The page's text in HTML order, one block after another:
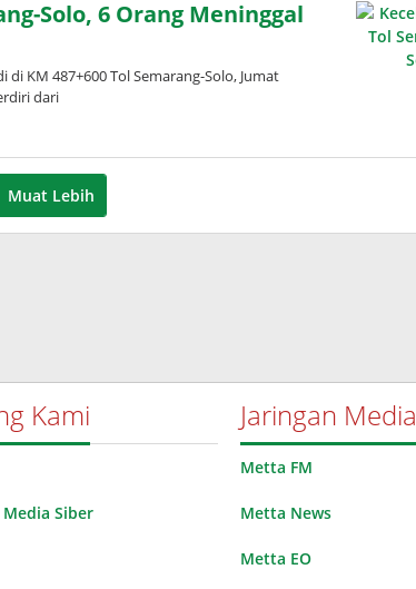
Solo, 6 Orang Meninggal
KM 487+600 Tol Semarang-Solo, Jumat
dari
Muat Lebih
Kami
Siber
Jaringan Media
Metta FM
Metta News
Metta EO